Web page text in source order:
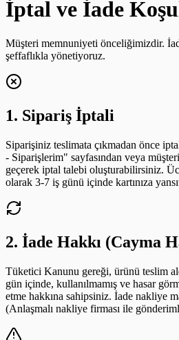
İptal ve İade
Müşteri memnuniyeti önceliğimizdir.
şeffaflıkla yönetiyoruz.
1. Sipariş İptali
Siparişiniz teslimata çıkmadan önce
- Siparişlerim" sayfasından veya
geçerek iptal talebi oluşturabilirsiniz.
olarak 3-7 iş günü içinde kartınıza
2. İade Hakkı (Cayma
Tüketici Kanunu gereği, ürünü teslim
gün içinde, kullanılmamış ve hasar
etme hakkına sahipsiniz. İade nakliye
(Anlaşmalı nakliye firması ile